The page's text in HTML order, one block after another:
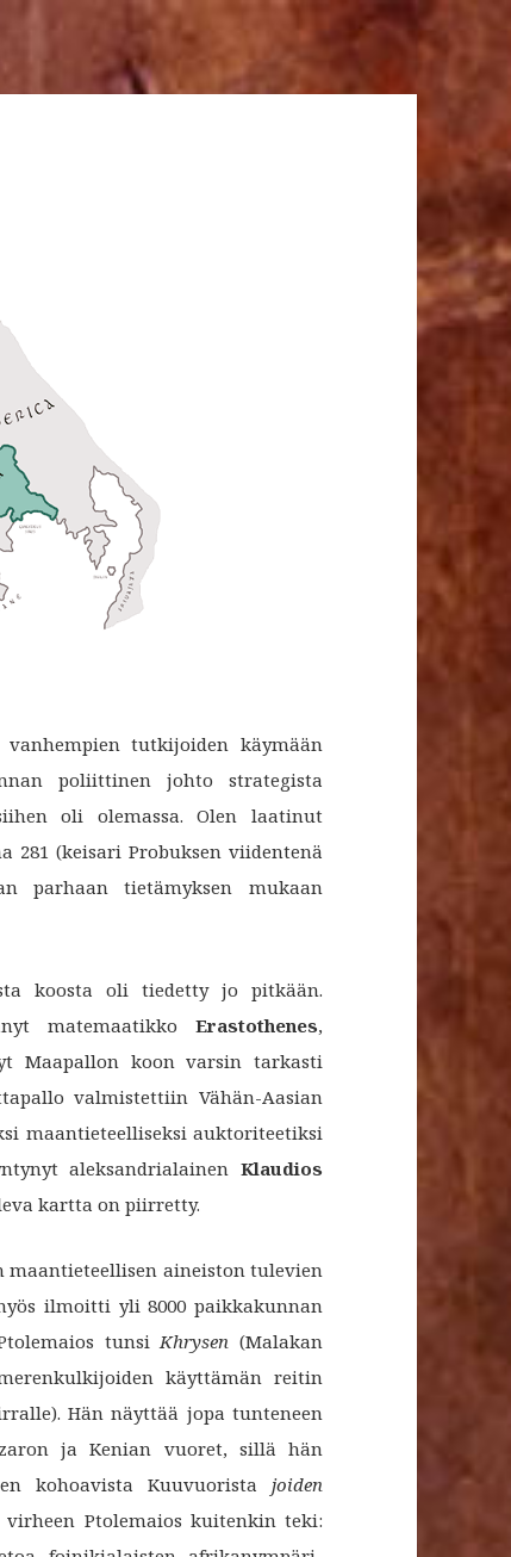
tutkijoiden käymään
poliittinen johto strategista
oli olemassa. Olen laatinut
(keisari Probuksen viidentenä
parhaan tietämyksen mukaan
koosta oli tiedetty jo pitkään.
matemaatikko Erastothenes,
Maapallon koon varsin tarkasti
valmistettiin Vähän-Aasian
maantieteelliseksi auktoriteetiksi
aleksandrialainen Klaudios
kartta on piirretty.
maantieteellisen aineiston tulevien
ilmoitti yli 8000 paikkakunnan
tunsi Khrysen (Malakan
käyttämän reitin
Hän näyttää jopa tunteneen
ja Kenian vuoret, sillä hän
kohoavista Kuuvuorista joiden
Ptolemaios kuitenkin teki: